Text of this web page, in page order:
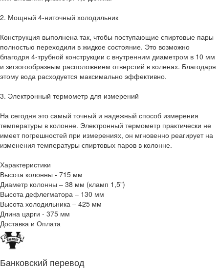
2. Мощный 4-ниточный холодильник
Конструкция выполнена так, чтобы поступающие спиртовые пары
полностью переходили в жидкое состояние. Это возможно
благодря 4-трубной конструкции с внутренним диаметром в 10 мм
и зигзогообразным расположнием отверстий в коленах. Благодаря
этому вода расходуется максимально эффективно.
3. Электронный термометр для измерений
На сегодня это самый точный и надежный способ измерения
температуры в колонне. Электронный термометр практически не
имеет погрешностей при измерениях, он мгновенно реагирует на
изменения температуры спиртовых паров в колонне.
Характеристики
Высота колонны - 715 мм
Диаметр колонны – 38 мм (кламп 1,5")
Высота дефлегматора – 130 мм
Высота холодильника – 425 мм
Длина царги - 375 мм
Доставка и Оплата
Банковский перевод